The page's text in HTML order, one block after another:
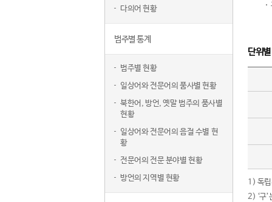
다의어 현황
범주별 통계
범주별 현황
일상어와 전문어의 품사별 현황
북한어, 방언, 옛말 범주의 품사별
현황
일상어와 전문어의 음절 수별 현
황
전문어의 전문 분야별 현황
방언의 지역별 현황
단위
1) 독립
2) ‘구